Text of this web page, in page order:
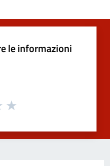
le informazioni